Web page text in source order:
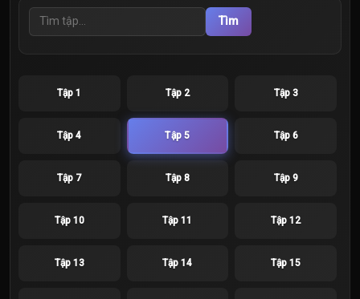
Tìm
Tập 1 Tập 2 Tập 3
Tập 4 Tập 5 Tập 6
Tập 7 Tập 8 Tập 9
Tập 10 Tập 11 Tập 12
Tập 13 Tập 14 Tập 15